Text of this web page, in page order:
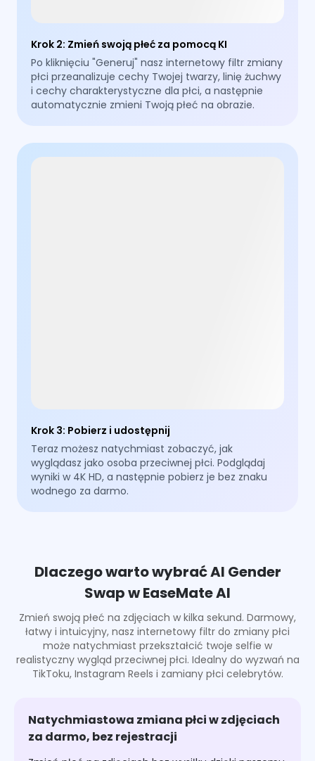
Krok 2: Zmień swoją płeć za pomocą KI
Po kliknięciu "Generuj" nasz internetowy filtr zmiany
płci przeanalizuje cechy Twojej twarzy, linię żuchwy
i cechy charakterystyczne dla płci, a następnie
automatycznie zmieni Twoją płeć na obrazie.
Krok 3: Pobierz i udostępnij
Teraz możesz natychmiast zobaczyć, jak
wyglądasz jako osoba przeciwnej płci. Podglądaj
wyniki w 4K HD, a następnie pobierz je bez znaku
wodnego za darmo.
Dlaczego warto wybrać AI Gender
Swap w EaseMate AI
Zmień swoją płeć na zdjęciach w kilka sekund. Darmowy,
łatwy i intuicyjny, nasz internetowy filtr do zmiany płci
może natychmiast przekształcić twoje selfie w
realistyczny wygląd przeciwnej płci. Idealny do wyzwań na
TikToku, Instagram Reels i zamiany płci celebrytów.
Natychmiastowa zmiana płci w zdjęciach
za darmo, bez rejestracji